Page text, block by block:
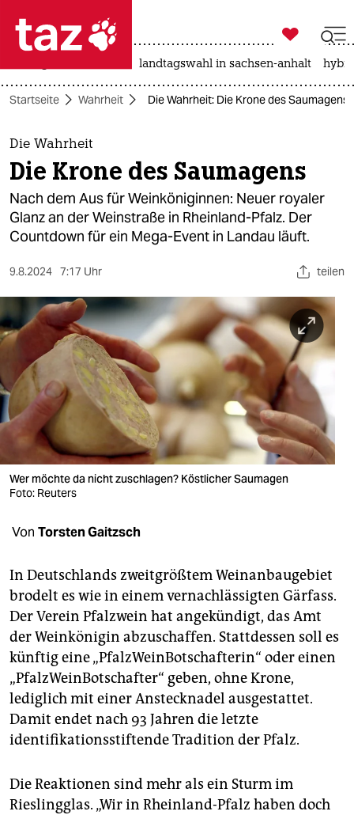
 taz zahl ich
taz zahl ich
themen
politik
öko
sport
berlin
nord
wahrheit
verlag
verlag
veranstaltungen
fragen & hilfe
unterstützen
abo
genossenschaft
epaper login

taz zahl ich
landtagswahl in sachsen-anhalt
Startseite Wahrheit Die Wahrheit: Die Krone des Saumagens
Die Wahrheit
Die Krone des Saumagens
Nach dem Aus für Weinköniginnen: Neuer royaler
Glanz an der Weinstraße in Rheinland-Pfalz. Der
Countdown für ein Mega-Event in Landau läuft.
9.8.2024 7:17 Uhr teilen
Wer möchte da nicht zuschlagen? Köstlicher Saumagen
Foto: Reuters
Von Torsten Gaitzsch
In Deutschlands zweitgrößtem Weinanbaugebiet
brodelt es wie in einem vernachlässigten Gärfass.
Der Verein Pfalzwein hat angekündigt, das Amt
der Weinkönigin abzuschaffen. Stattdessen soll es
künftig eine „PfalzWeinBotschafterin“ oder einen
„PfalzWeinBotschafter“ geben, ohne Krone,
lediglich mit einer Anstecknadel ausgestattet.
Damit endet nach 93 Jahren die letzte
identifikationsstiftende Tradition der Pfalz.
Die Reaktionen sind mehr als ein Sturm im
Rieslingglas. „Wir in Rheinland-Pfalz haben doch